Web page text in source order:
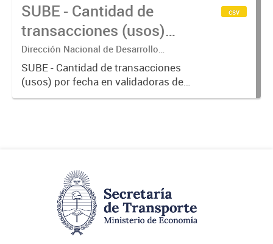
SUBE - Cantidad de
transacciones (usos)
por fecha
Dirección Nacional de Desarrollo
Tecnológico - Ministerio de Transporte.
SUBE - Cantidad de transacciones
(usos) por fecha en validadoras de
la red SUBE.
csv